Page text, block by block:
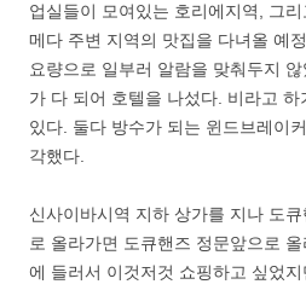
업실들이 모여있는 호리에지역, 그
메다 주변 지역의 맛집을 다녀올 예
요량으로 일부러 알람을 맞춰두지
가 다 되어 호텔을 나섰다. 비라고
있다. 둘다 방수가 되는 윈드브레이
각했다.
신사이바시역 지하 상가를 지나 도
로 올라가면 도큐핸즈 정문앞으로
에 들러서 이것저것 쇼핑하고 싶었